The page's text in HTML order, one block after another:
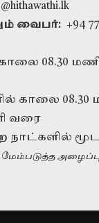
வைபர்: +94 77
08.30
காலை 08.30
வரை
நாட்களில்
அழைப்பு